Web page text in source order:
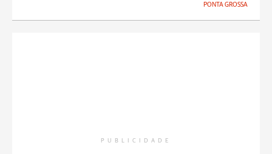
PONTA GROSSA
PUBLICIDADE